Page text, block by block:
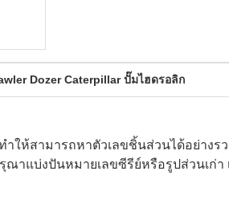
Dozer Caterpillar ปั๊มไฮดรอลิก
ให้สามารถหาตัวเลขชิ้นส่วนได้อย่างร
ณาแบ่งปันหมายเลขซีรีย์หรือรูปส่วนเก่า